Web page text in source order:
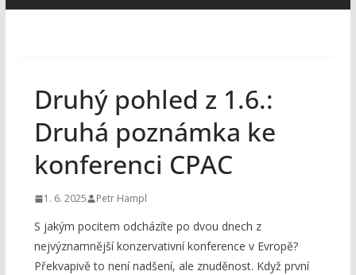
Druhý pohled z 1.6.:
Druhá poznámka ke
konferenci CPAC
1. 6. 2025 Petr Hampl
S jakým pocitem odcházíte po dvou dnech z
nejvýznamnější konzervativní konference v Evropě?
Překvapivě to není nadšení, ale znuděnost. Když první